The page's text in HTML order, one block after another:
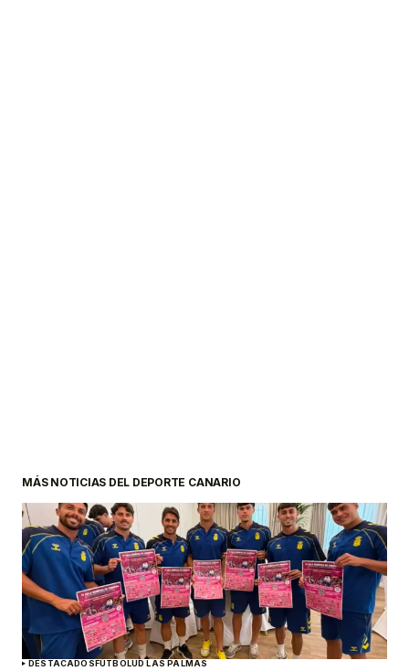
MÁS NOTICIAS DEL DEPORTE CANARIO
DESTACADOSFÚTBOLUD LAS PALMAS